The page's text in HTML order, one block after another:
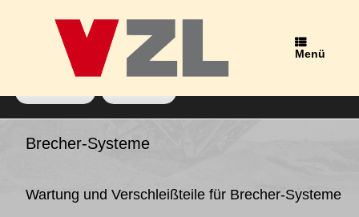
Menü
Schlagwort-Archiv:
Brecher-Systeme
Wartung und Verschleißteile für Brecher-Systeme
Wir verwenden Cookies, um dir die bestmögliche Erfahrung auf
unserer Website zu bieten.
Du kannst mehr darüber erfahren, welche Cookies wir
verwenden, oder sie unterEinstellungendeaktivieren.